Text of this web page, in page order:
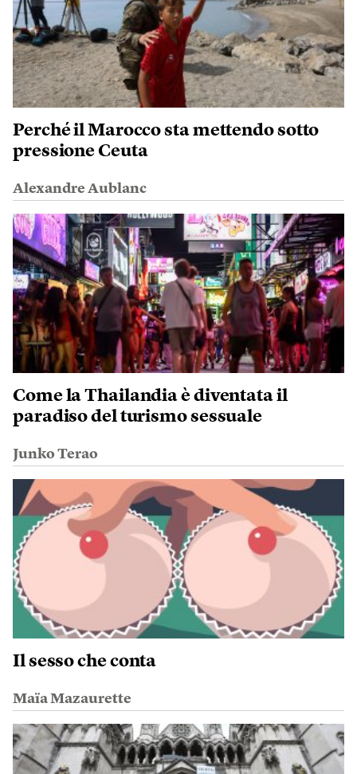
Perché il Marocco sta mettendo sotto
pressione Ceuta
Alexandre Aublanc
Come la Thailandia è diventata il
paradiso del turismo sessuale
Junko Terao
Il sesso che conta
Maïa Mazaurette